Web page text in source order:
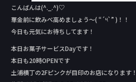
こんばんは(^._.^)♡
華金前に飲みべ高めましょう〜( “´༥`” )！！
今日も元気にお待ちしてます！
本日お菓子サービスDay‬です！
本日も20時OPENです
土浦横丁の2Fピンクが目印のお店になります！